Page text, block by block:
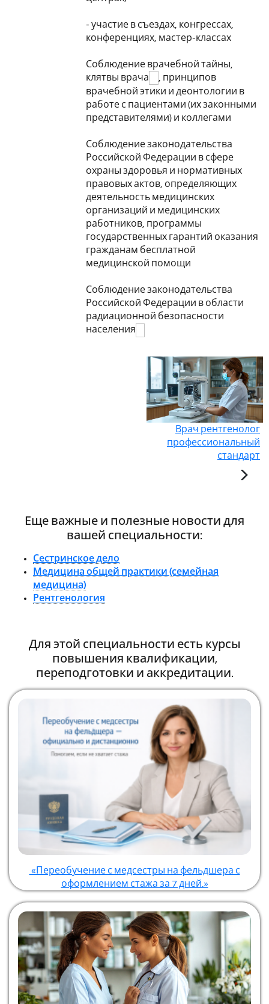
- участие в съездах, конгрессах,
конференциях, мастер-классах
Соблюдение врачебной тайны,
клятвы врача
, принципов
врачебной этики и деонтологии в
работе с пациентами (их законными
представителями) и коллегами
Соблюдение законодательства
Российской Федерации в сфере
охраны здоровья и нормативных
правовых актов, определяющих
деятельность медицинских
организаций и медицинских
работников, программы
государственных гарантий оказания
гражданам бесплатной
медицинской помощи
Соблюдение законодательства
Российской Федерации в области
радиационной безопасности
населения
Врач рентгенолог
профессиональный
стандарт
Еще важные и полезные новости для
вашей специальности:
Сестринское дело
Медицина общей практики (семейная
медицина)
Рентгенология
Для этой специальности есть курсы
повышения квалификации,
переподготовки и аккредитации.
«Переобучение с медсестры на фельдшера с
оформлением стажа за 7 дней.»